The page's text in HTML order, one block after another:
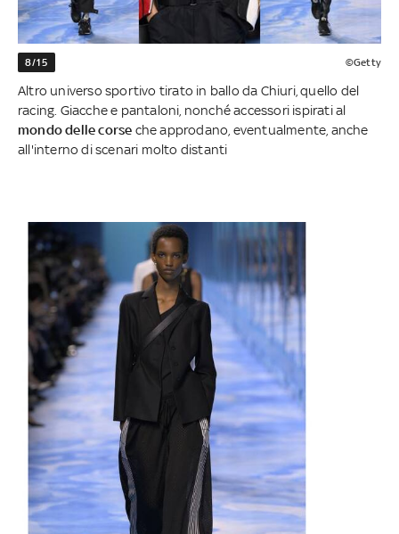
8/15 ©Getty
Altro universo sportivo tirato in ballo da Chiuri, quello del
racing. Giacche e pantaloni, nonché accessori ispirati al
mondo delle corse che approdano, eventualmente, anche
all'interno di scenari molto distanti